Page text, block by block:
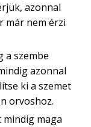
azonnal
már nem érzi
a szembe
azonnal
ki a szemet
orvoshoz.
mindig maga